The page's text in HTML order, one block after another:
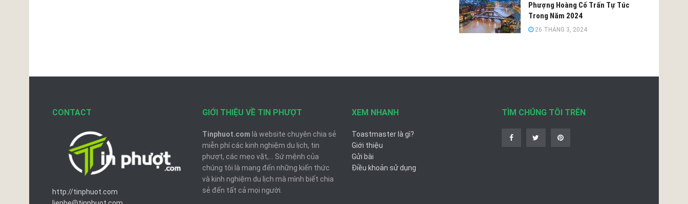
Phượng Hoàng Cổ Trấn Tự Túc
Trong Năm 2024
26 THÁNG 3, 2024
CONTACT
http://tinphuot.com
GIỚI THIỆU VỀ TIN PHƯỢT
Tinphuot.com là website chuyên chia sẻ
miễn phí các kinh nghiệm du lịch, tin
phượt, các mẹo vặt,... Sứ mệnh của
chúng tôi là mang đến những kiến thức
và kinh nghiệm du lịch mà mình biết chia
sẻ đến tất cả mọi người.
XEM NHANH
Toastmaster là gì?
Giới thiệu
Gửi bài
Điều khoản sử dụng
TÌM CHÚNG TÔI TRÊN